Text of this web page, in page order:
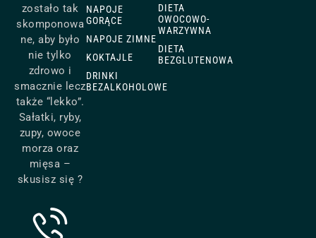
zostało tak
skomponowa
ne, aby było
nie tylko
zdrowo i
smacznie lecz
także “lekko”.
Sałatki, ryby,
zupy, owoce
morza oraz
mięsa –
skusisz się ?
NAPOJE
GORĄCE
NAPOJE ZIMNE
KOKTAJLE
DRINKI
BEZALKOHOLOWE
DIETA
OWOCOWO-
WARZYWNA
DIETA
BEZGLUTENOWA